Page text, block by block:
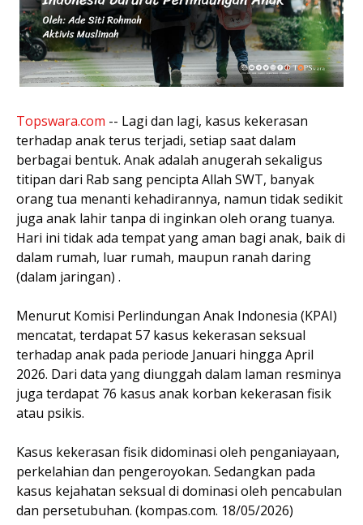
Topswara.com -- Lagi dan lagi, kasus kekerasan
terhadap anak terus terjadi, setiap saat dalam
berbagai bentuk. Anak adalah anugerah sekaligus
titipan dari Rab sang pencipta Allah SWT, banyak
orang tua menanti kehadirannya, namun tidak sedikit
juga anak lahir tanpa di inginkan oleh orang tuanya.
Hari ini tidak ada tempat yang aman bagi anak, baik di
dalam rumah, luar rumah, maupun ranah daring
(dalam jaringan) .
Menurut Komisi Perlindungan Anak Indonesia (KPAI)
mencatat, terdapat 57 kasus kekerasan seksual
terhadap anak pada periode Januari hingga April
2026. Dari data yang diunggah dalam laman resminya
juga terdapat 76 kasus anak korban kekerasan fisik
atau psikis.
Kasus kekerasan fisik didominasi oleh penganiayaan,
perkelahian dan pengeroyokan. Sedangkan pada
kasus kejahatan seksual di dominasi oleh pencabulan
dan persetubuhan. (kompas.com. 18/05/2026)